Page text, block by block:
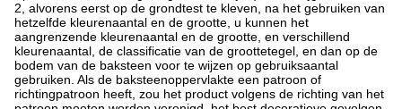
2, alvorens eerst op de grondtest te kleven, na het gebruiken van
hetzelfde kleurenaantal en de grootte, u kunnen het
aangrenzende kleurenaantal en de grootte, en verschillend
kleurenaantal, de classificatie van de groottetegel, en dan op de
bodem van de baksteen voor te wijzen op gebruiksaantal
gebruiken. Als de baksteenoppervlakte een patroon of
richtingpatroon heeft, zou het product volgens de richting van het